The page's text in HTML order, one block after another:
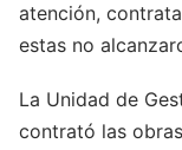
atención,
estas no
La Unidad de
contrató las